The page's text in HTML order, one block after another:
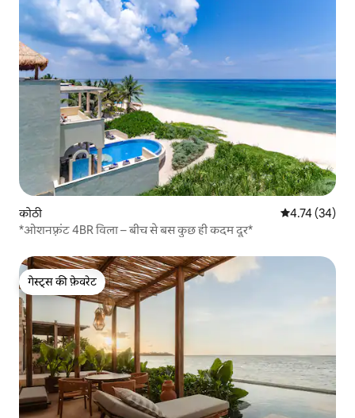
कोठी औसत रेटिंग 5 में
4.74 (34)
*ओशनफ़्रंट 4BR विला – बीच से बस कुछ ही कदम दूर*
गेस्ट्स की फ़ेवरेट
गेस्ट्स की फ़ेवरेट